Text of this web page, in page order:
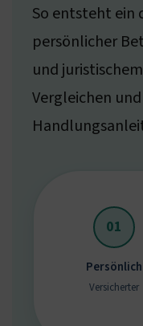
So entsteht ein
persönlicher
und
Vergleichen
01
Persönlich
Versicherter